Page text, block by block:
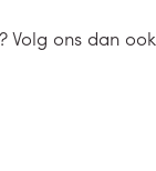
Volg ons dan